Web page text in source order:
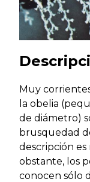
Muy
la obelia
de diámetro)
brusquedad
descripción
obstante, los
conocen sólo